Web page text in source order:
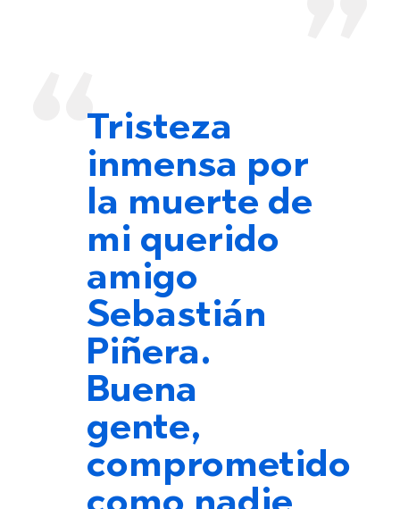
Tristeza
inmensa por
la muerte de
mi querido
amigo
Sebastián
Piñera.
Buena
gente,
comprometido